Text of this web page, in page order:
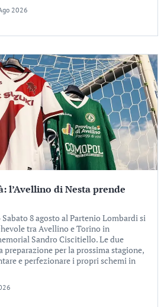
2026
l’Avellino di Nesta prende
8 agosto al Partenio Lombardi si
tra Avellino e Torino in
Sandro Ciscitiello. Le due
preparazione per la prossima stagione,
e perfezionare i propri schemi in